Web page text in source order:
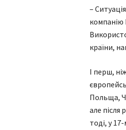
–
компанію
країни,
І перш,
Польща,
але
тоді, у